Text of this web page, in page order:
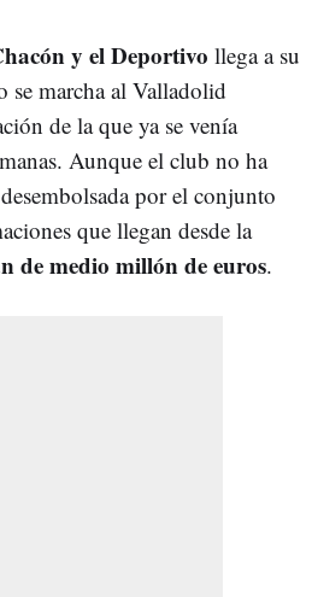
y el Deportivo llega a su
se marcha al Valladolid
de la que ya se venía
Aunque el club no ha
por el conjunto
que llegan desde la
de medio millón de euros.